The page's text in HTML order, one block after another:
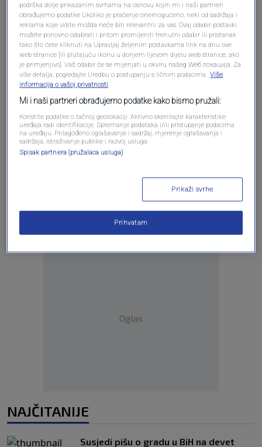
Pošalji komentar
Oglas
NAJČITANIJE
Susjedi pišu o gradu u BiH na devet
podrška dolje prikazanim svrhama na osnovu kojih mi i naši partneri
obrađujemo podatke Ukoliko je praćenje onemogućeno, neki od sadržaja i
reklama koje vidite možda neće biti relevantni za vas. Ovaj odabir postavki
možete ponovno odabrati i pritom promijeniti trenutni odabir ili pristanak
tako što ćete kliknuti na Upravljaj željenim postavkama link na dnu ove
web stranice [ili plutajuću ikonu u donjem lijevom dijelu web stranice, ako
je primjenjivo]. Vaš odabir će se mijenjati u okviru našeg Wеб локација. Za
više detalja, pogledajte Uredbu o postupanju s ličnim podacima. Više
informacija o vašoj privatnosti
Mi i naši partneri obrađujemo podatke kako bismo pružali:
Koristite podatke o tačnoj geolokaciji. Aktivno skenirajte karakteristike
uređaja radi identifikacije. Spremanje podataka i/ili pristupanje podacima
na uređaju. Prilagođeno oglašavanje i sadržaj, mjerenje oglašavanja i
sadržaja, istraživanje publike i razvoj usluga.
Spisak partnera (pružalaca usluga)
Prikaži svrhe
Prihvatam